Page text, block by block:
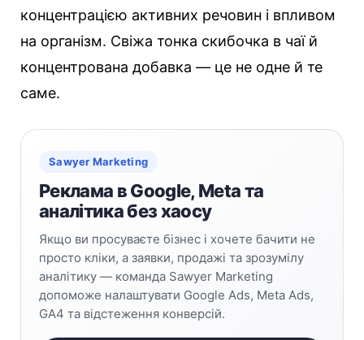
концентрацією активних речовин і впливом
на організм. Свіжа тонка скибочка в чаї й
концентрована добавка — це не одне й те
саме.
Sawyer Marketing
Реклама в Google, Meta та
аналітика без хаосу
Якщо ви просуваєте бізнес і хочете бачити не
просто кліки, а заявки, продажі та зрозумілу
аналітику — команда Sawyer Marketing
допоможе налаштувати Google Ads, Meta Ads,
GA4 та відстеження конверсій.